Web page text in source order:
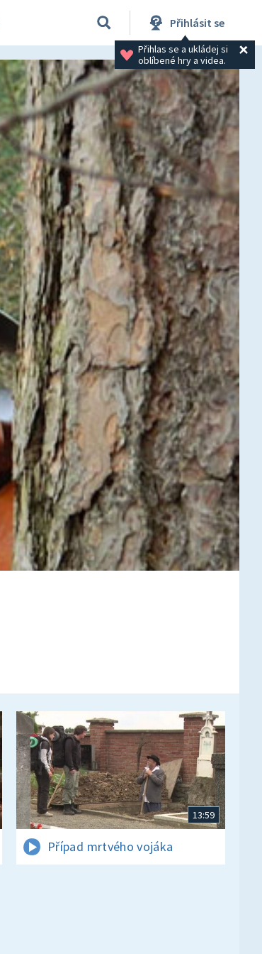
Přihlásit se
Přihlas se a ukládej si
oblíbené hry a videa.
13:59
Případ mrtvého vojáka